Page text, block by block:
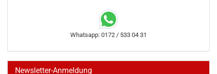
Whatsapp: 0172 / 533 04 31
Newsletter-Anmeldung